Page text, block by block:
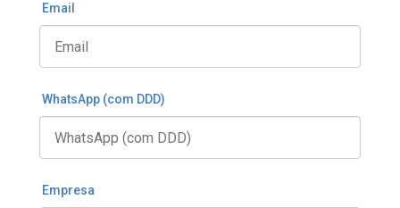
Email
WhatsApp (com DDD)
Empresa